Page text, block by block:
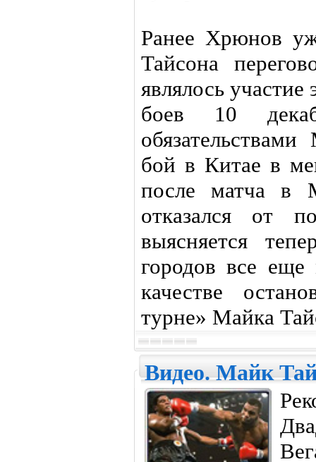
Ранее Хрюнов
Тайсона
являлось
боев 10
бой в Китае в
после матча в
отказался от
выясняется
городов все еще
качестве
турне» Майка
Видео. Майк